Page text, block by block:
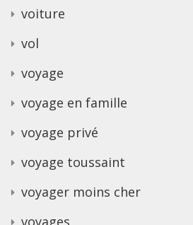
voiture
vol
voyage
voyage en famille
voyage privé
voyage toussaint
voyager moins cher
voyages